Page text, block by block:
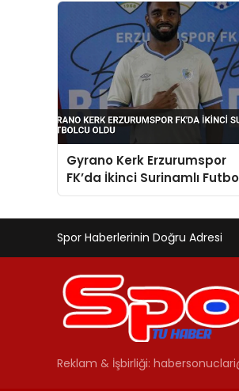
Gyrano Kerk Erzurumspor
FK’da İkinci Surinamlı
Oldu
Spor Haberlerinin Doğru Adresi
Reklam & İşbirliği: